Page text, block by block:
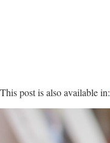
This post is also available in: